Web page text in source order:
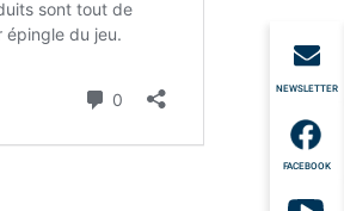
NEWSLETTER
FACEBOOK